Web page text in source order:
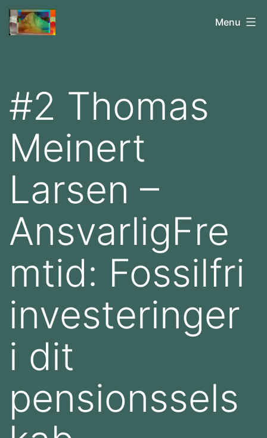
Fortsæt
tilFredagsskolen Menu
#2 Thomas
Meinert
Larsen –
AnsvarligFre
mtid: Fossilfri
investeringer
i dit
pensionssels